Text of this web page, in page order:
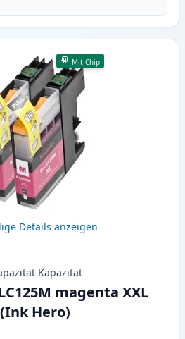
Mit Chip
Details anzeigen
Kapazität
magenta XXL
Hero)